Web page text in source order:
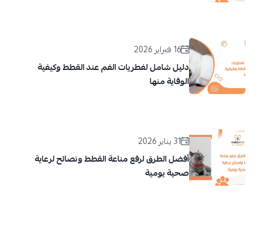
16 فبراير 2026
دليل شامل لفطريات الفم عند القطط وكيفية
الوقاية منها
31 يناير 2026
أفضل الطرق لرفع مناعة القطط ونصائح لرعاية
صحية يومية